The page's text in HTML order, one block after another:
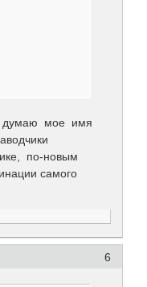
думаю мое имя
по-новым
самого
6